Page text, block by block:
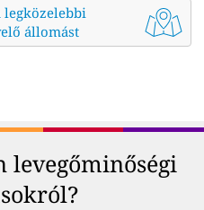
legközelebbi
állomást
levegőminőségi